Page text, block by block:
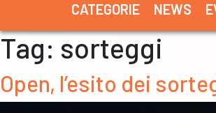
CATEGORIE NEWS
Tag: sorteggi
Open, l’esito dei